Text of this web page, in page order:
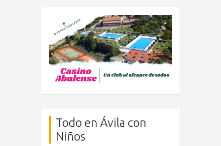
Todo en Ávila con
Niños